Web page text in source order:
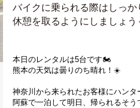
バイクに乗られる際はしっ
休憩を取るようにしましょう
本日のレンタルは5台です🏍️
熊本の天気は曇りのち晴れ！☀️
神奈川から来られたお客様にハンタ
阿蘇で一泊して明日、帰られるそう